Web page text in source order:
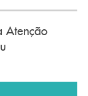
Atenção